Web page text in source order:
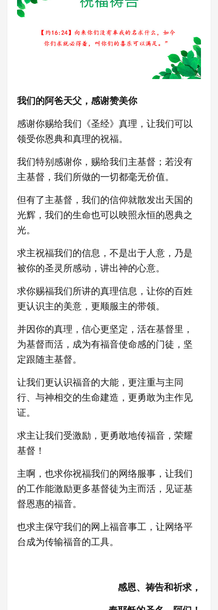
我们的阿爸天父，感谢赞美你
感谢你赐给我们《圣经》真理，让我们可以
领受你恩典和真理的祝福。
我们特别感谢你，赐给我们主基督；若没有
主基督，我们所做的一切都毫无价值。
但有了主基督，我们的信仰就散发出天国的
光辉，我们的生命也可以映照永恒的恩典之
光。
求主祝福我们的信息，不是出于人意，乃是
被你的圣灵所感动，讲出神的心意。
求你赐福我们所讲的真理信息，让你的百姓
更认识主的美意，更顺服主的带领。
并因你的真理，信心更坚定，活在基督里，
为基督而活，成为有福音使命感的门徒，坚
定跟随主基督。
让我们更认识福音的大能，更注重与主同
行、与神相交的生命建造，更勇敢为主作见
证。
求主让我们受激励，更勇敢地传福音，荣耀
基督！
主啊，也求你祝福我们的网络服事，让我们
的工作能激励更多基督徒为主而活，见证基
督恩惠的福音。
也求主保守我们的网上福音事工，让网络平
台成为传输福音的工具。
感恩、祷告和祈求，